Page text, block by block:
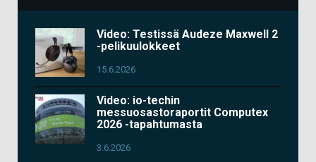
Video: Testissä Audeze Maxwell 2
-pelikuulokkeet
15.6.2026
Video: io-techin
messuosastoraportit Computex
2026 -tapahtumasta
3.6.2026